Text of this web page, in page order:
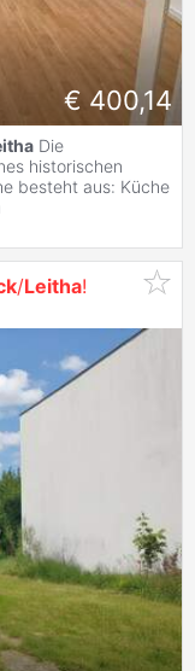
€ 400,14
Die
historischen
besteht aus: Küche
/Leitha!